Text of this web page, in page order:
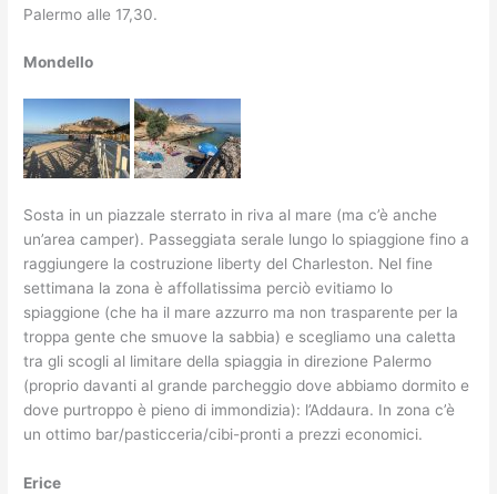
Palermo alle 17,30.
Mondello
Sosta in un piazzale sterrato in riva al mare (ma c’è anche
un’area camper). Passeggiata serale lungo lo spiaggione fino a
raggiungere la costruzione liberty del Charleston. Nel fine
settimana la zona è affollatissima perciò evitiamo lo
spiaggione (che ha il mare azzurro ma non trasparente per la
troppa gente che smuove la sabbia) e scegliamo una caletta
tra gli scogli al limitare della spiaggia in direzione Palermo
(proprio davanti al grande parcheggio dove abbiamo dormito e
dove purtroppo è pieno di immondizia): l’Addaura. In zona c’è
un ottimo bar/pasticceria/cibi-pronti a prezzi economici.
Erice